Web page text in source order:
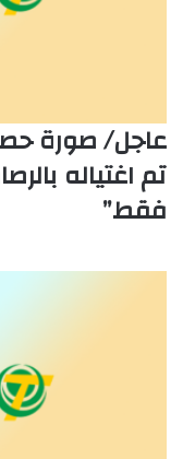
عاجل/ صورة
تم اغتياله
فقط”